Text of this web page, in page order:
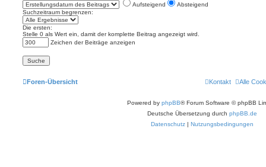
Aufsteigend
Absteigend
Suchzeitraum begrenzen:
Die ersten:
Stelle 0 als Wert ein, damit der komplette Beitrag angezeigt wird.
Zeichen der Beiträge anzeigen
Foren-Übersicht Alle
Kontakt
Powered by phpBB® Forum Software © phpBB
Deutsche Übersetzung durch phpBB.de
Datenschutz | Nutzungsbedingungen